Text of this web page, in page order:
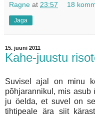
Ragne at 23:57 18
Jaga
15. juuni 2011
Kahe-juustu
Suvisel ajal on minu
põhjarannikul, mis asub
ju öelda, et suvel on
tihtipeale ära siit